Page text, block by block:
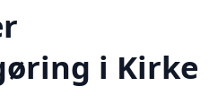
i Kirke